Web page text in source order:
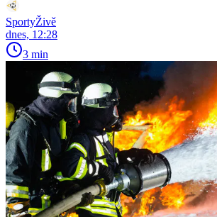
SportyŽivě
dnes, 12:28
3 min